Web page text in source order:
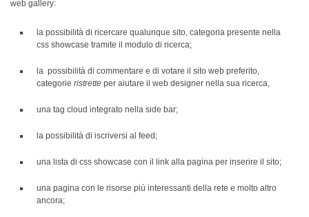
web gallery:
la possibilità di ricercare qualunque sito, categoria presente nella
css showcase tramite il modulo di ricerca;
la possibilità di commentare e di votare il sito web preferito,
categorie ristrette per aiutare il web designer nella sua ricerca,
una tag cloud integrato nella side bar;
la possibilità di iscriversi al feed;
una lista di css showcase con il link alla pagina per inserire il sito;
una pagina con le risorse più interessanti della rete e molto altro
ancora;